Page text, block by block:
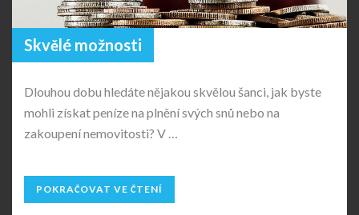
Skvělé možnosti
Dlouhou dobu hledáte nějakou skvělou šanci, jak byste
mohli získat peníze na plnění svých snů nebo na
zakoupení nemovitosti? V …
POKRAČOVAT VE ČTENÍ